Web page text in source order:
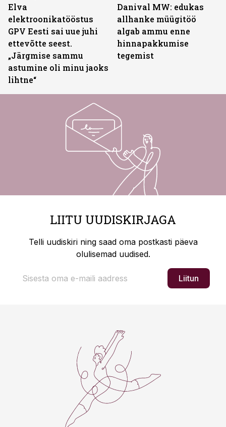
Elva
elektroonikatööstus
GPV Eesti sai uue juhi
ettevõtte seest.
„Järgmise sammu
astumine oli minu jaoks
lihtne“
Danival MW: edukas
allhanke müügitöö
algab ammu enne
hinnapakkumise
tegemist
LIITU UUDISKIRJAGA
Telli uudiskiri ning saad oma postkasti päeva
olulisemad uudised.
Liitun